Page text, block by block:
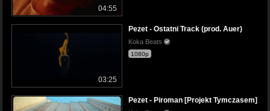
04:55
03:25
Pezet - Ostatni Track (prod. Auer)
Koka Beats
1080p
Pezet - Piroman [Projekt Tymczasem]